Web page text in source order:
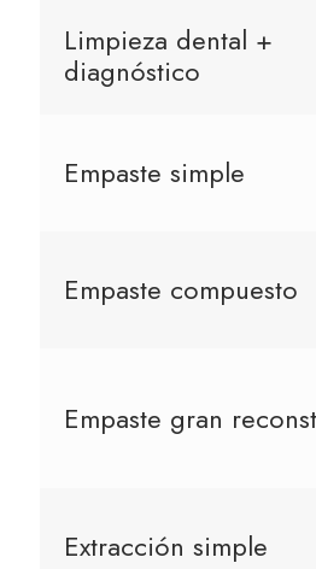
Limpieza dental +
diagnóstico
Empaste simple
Empaste compuesto
Empaste gran
Extracción simple